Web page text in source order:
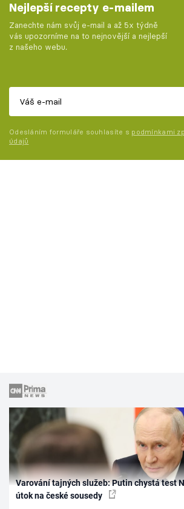
Nejlepší recepty e-mailem
Zanechte nám svůj e-mail a až 5x týdně
vás upozorníme na to nejnovější a nejlepší
z našeho webu.
Odesláním formuláře souhlasíte s podmínkami
údajů
Varování tajných služeb: Putin chystá test
útok na české sousedy